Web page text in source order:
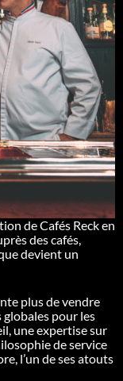
de Cafés Reck en
des cafés,
devient un
plus de vendre
globales pour les
une expertise sur
de service
l’un de ses atouts